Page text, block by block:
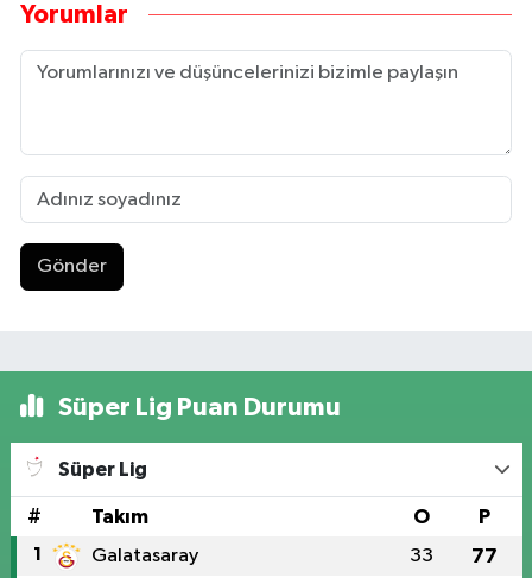
Yorumlar
Gönder
Süper Lig Puan Durumu
Süper Lig
# Takım O P
1 Galatasaray 33 77